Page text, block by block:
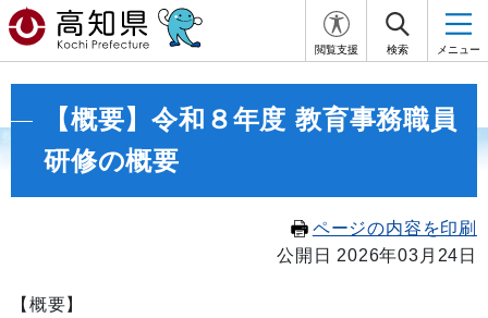
閲覧支援 検索 メニュー
【概要】令和８年度 教育事務職員
研修の概要
ページの内容を印刷
公開日 2026年03月24日
【概要】